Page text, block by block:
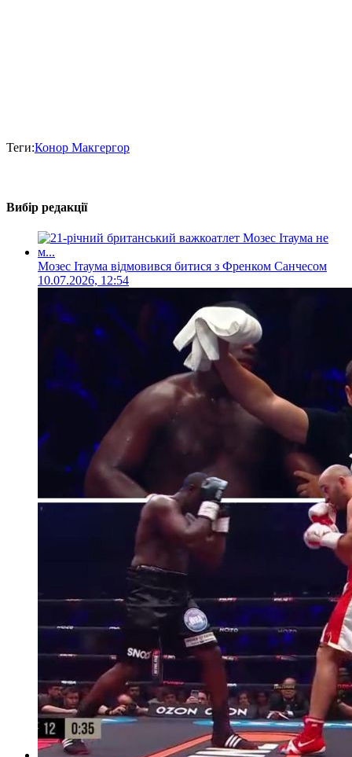
Теги:Конор Макгергор
Вибір редакції
Мозес Ітаума відмовився битися з Френком Санчесом
10.07.2026, 12:54